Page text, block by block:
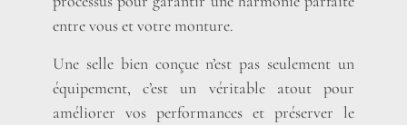
entre vous et votre monture.
Une selle bien conçue n’est pas seulement un
équipement, c’est un véritable atout pour
améliorer vos performances et préserver le